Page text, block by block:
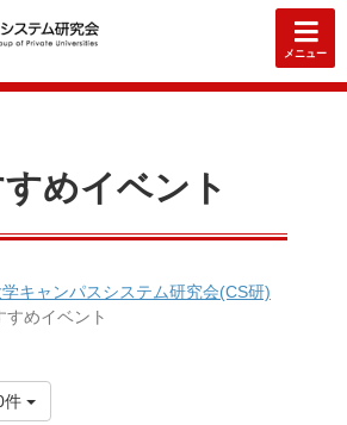
メニュー
めイベント
キャンパスシステム研究会(CS研)
すめイベント
件